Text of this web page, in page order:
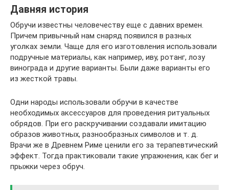
Давняя история
Обручи известны человечеству еще с давних времен.
Причем привычный нам снаряд появился в разных
уголках земли. Чаще для его изготовления использовали
подручные материалы, как например, иву, ротанг, лозу
винограда и другие варианты. Были даже варианты его
из жесткой травы.
Одни народы использовали обручи в качестве
необходимых аксессуаров для проведения ритуальных
обрядов. При его раскручивании создавали имитацию
образов животных, разнообразных символов и т. д.
Врачи же в Древнем Риме ценили его за терапевтический
эффект. Тогда практиковали такие упражнения, как бег и
прыжки через обруч.